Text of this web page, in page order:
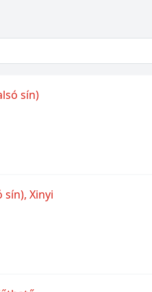
sín)
sín), Xinyi